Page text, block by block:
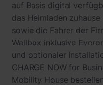
auf Basis digital
das Heimladen
sowie die Fahrer der
Wallbox inklusive
und optionaler
CHARGE NOW for
Mobility House